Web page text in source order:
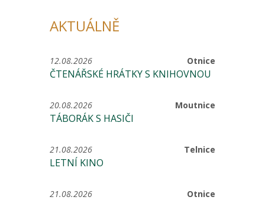
AKTUÁLNĚ
Otnice
12.08.2026
ČTENÁŘSKÉ HRÁTKY S KNIHOVNOU
Moutnice
20.08.2026
TÁBORÁK S HASIČI
Telnice
21.08.2026
LETNÍ KINO
Otnice
21.08.2026